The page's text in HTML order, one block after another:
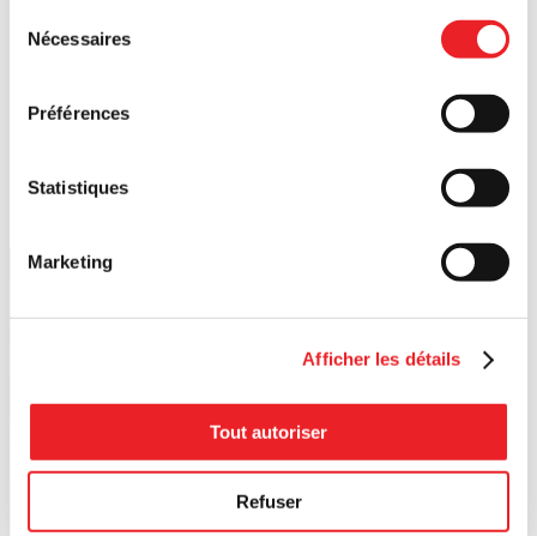
Nécessaires
Préférences
Statistiques
Marketing
Afficher les détails
Tout autoriser
Refuser